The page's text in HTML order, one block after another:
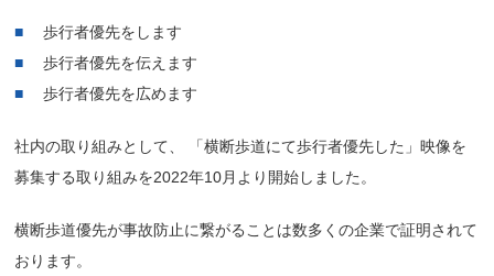
歩行者優先をします
歩行者優先を伝えます
歩行者優先を広めます
社内の取り組みとして、 「横断歩道にて歩行者優先した」映像を
募集する取り組みを2022年10月より開始しました。
横断歩道優先が事故防止に繋がることは数多くの企業で証明されて
おります。